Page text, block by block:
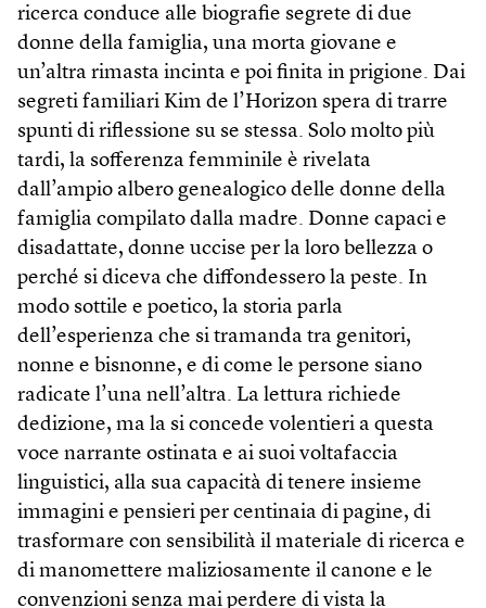
ricerca conduce alle biografie segrete di due
donne della famiglia, una morta giovane e
un’altra rimasta incinta e poi finita in prigione. Dai
segreti familiari Kim de l’Horizon spera di trarre
spunti di riflessione su se stessa. Solo molto più
tardi, la sofferenza femminile è rivelata
dall’ampio albero genealogico delle donne della
famiglia compilato dalla madre. Donne capaci e
disadattate, donne uccise per la loro bellezza o
perché si diceva che diffondessero la peste. In
modo sottile e poetico, la storia parla
dell’esperienza che si tramanda tra genitori,
nonne e bisnonne, e di come le persone siano
radicate l’una nell’altra. La lettura richiede
dedizione, ma la si concede volentieri a questa
voce narrante ostinata e ai suoi voltafaccia
linguistici, alla sua capacità di tenere insieme
immagini e pensieri per centinaia di pagine, di
trasformare con sensibilità il materiale di ricerca e
di manomettere maliziosamente il canone e le
convenzioni senza mai perdere di vista la